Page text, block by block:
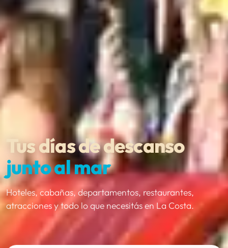
Tus días de descanso
junto al mar
Hoteles, cabañas, departamentos, restaurantes,
atracciones y todo lo que necesitás en La Costa.